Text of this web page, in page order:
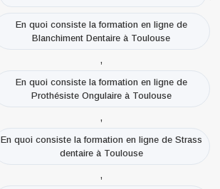
En quoi consiste la formation en ligne de
Blanchiment Dentaire à Toulouse
,
En quoi consiste la formation en ligne de
Prothésiste Ongulaire à Toulouse
,
En quoi consiste la formation en ligne de Strass
dentaire à Toulouse
,